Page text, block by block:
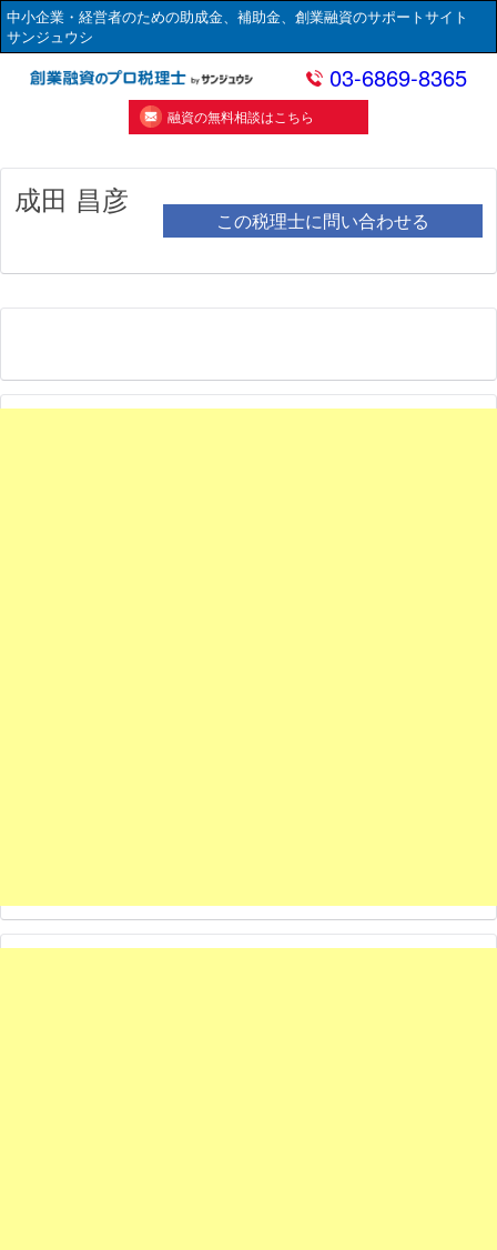
中小企業・経営者のための助成金、補助金、創業融資のサポートサイト
サンジュウシ
03-6869-8365
融資の無料相談はこちら
成田 昌彦
この税理士に問い合わせる